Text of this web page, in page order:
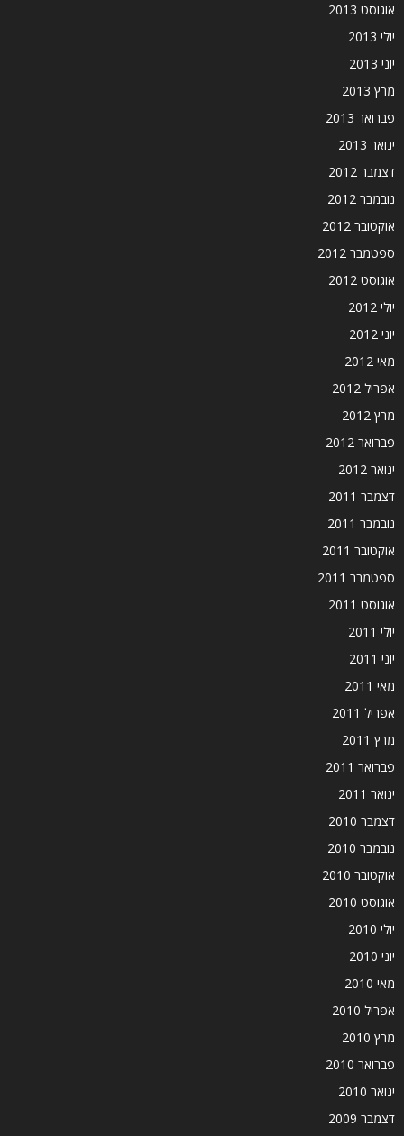
אוגוסט 2013
יולי 2013
יוני 2013
מרץ 2013
פברואר 2013
ינואר 2013
דצמבר 2012
נובמבר 2012
אוקטובר 2012
ספטמבר 2012
אוגוסט 2012
יולי 2012
יוני 2012
מאי 2012
אפריל 2012
מרץ 2012
פברואר 2012
ינואר 2012
דצמבר 2011
נובמבר 2011
אוקטובר 2011
ספטמבר 2011
אוגוסט 2011
יולי 2011
יוני 2011
מאי 2011
אפריל 2011
מרץ 2011
פברואר 2011
ינואר 2011
דצמבר 2010
נובמבר 2010
אוקטובר 2010
אוגוסט 2010
יולי 2010
יוני 2010
מאי 2010
אפריל 2010
מרץ 2010
פברואר 2010
ינואר 2010
דצמבר 2009